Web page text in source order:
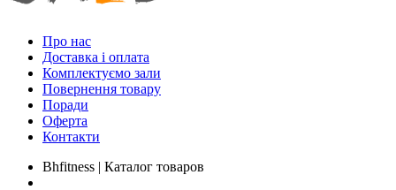
Про нас
Доставка і оплата
Комплектуємо зали
Повернення товару
Поради
Оферта
Контакти
Bhfitness | Каталог товаров